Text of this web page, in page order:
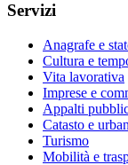
Servizi
Anagrafe e
Cultura e
Vita lavorativa
Imprese e
Appalti
Catasto e
Turismo
Mobilità e